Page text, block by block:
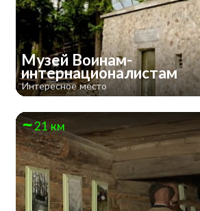
Музей Воинам-
интернационалистам
Интересное место
21 км